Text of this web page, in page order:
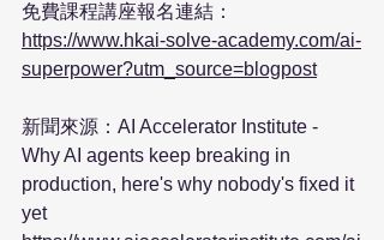
免費課程講座報名連結：
https://www.hkai-solve-academy.com/ai-
superpower?utm_source=blogpost
新聞來源：AI Accelerator Institute -
Why AI agents keep breaking in
production, here's why nobody's fixed it
yet